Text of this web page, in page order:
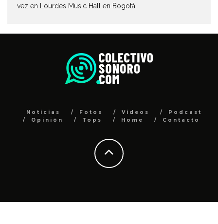
vez en Lourdes Music Hall en Bogotá
Noticias Fotos Videos
Podcast
Opinión
Tops Home Contacto